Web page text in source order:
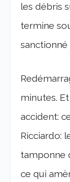
les débris
termine
sanctionné
minutes.
accident:
Ricciardo:
tamponne
ce qui